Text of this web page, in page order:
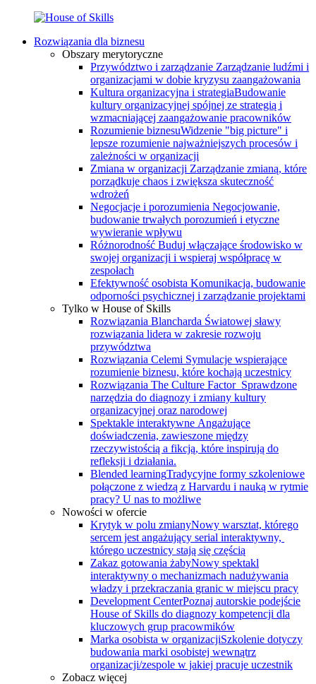
Rozwiązania dla biznesu
Obszary merytoryczne
Przywództwo i zarządzanie Zarządzanie ludźmi i
organizacjami w dobie kryzysu zaangażowania
Kultura organizacyjna i strategiaBudowanie
kultury organizacyjnej spójnej ze strategią i
wzmacniającej zaangażowanie pracowników
Rozumienie biznesuWidzenie "big picture" i
lepsze rozumienie najważniejszych procesów i
zależności w organizacji
Zmiana w organizacji Zarządzanie zmianą, które
porządkuje chaos i zwiększa skuteczność
wdrożeń
Negocjacje i porozumienia Negocjowanie,
budowanie trwałych porozumień i etyczne
wywieranie wpływu
Różnorodność Buduj włączające środowisko w
swojej organizacji i wspieraj współpracę w
zespołach
Efektywność osobista Komunikacja, budowanie
odporności psychicznej i zarządzanie projektami
Tylko w House of Skills
Rozwiązania Blancharda Światowej sławy
rozwiązania lidera w zakresie rozwoju
przywództwa
Rozwiązania Celemi Symulacje wspierające
rozumienie biznesu, które kochają uczestnicy
Rozwiązania The Culture Factor Sprawdzone
narzędzia do diagnozy i zmiany kultury
organizacyjnej oraz narodowej
Spektakle interaktywne Angażujące
doświadczenia, zawieszone między
rzeczywistością a fikcją, które inspirują do
refleksji i działania.
Blended learningTradycyjne formy szkoleniowe
połączone z wiedzą z Harvardu i nauką w rytmie
pracy? U nas to możliwe
Nowości w ofercie
Krytyk w polu zmianyNowy warsztat, którego
sercem jest angażujący serial interaktywny, ​
którego uczestnicy stają się częścią
Zakaz gotowania żabyNowy spektakl
interaktywny o mechanizmach nadużywania
władzy i przekraczania granic w miejscu pracy
Development CenterPoznaj autorskie podejście
House of Skills do diagnozy kompetencji dla
kluczowych grup pracowmików
Marka osobista w organizacjiSzkolenie dotyczy
budowania marki osobistej wewnątrz
organizacji/zespole w jakiej pracuje uczestnik
Zobacz więcej